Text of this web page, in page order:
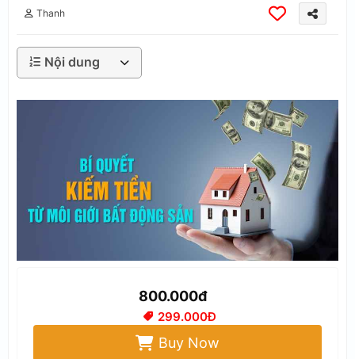
Thanh
Nội dung
800.000đ
299.000Đ
Buy Now